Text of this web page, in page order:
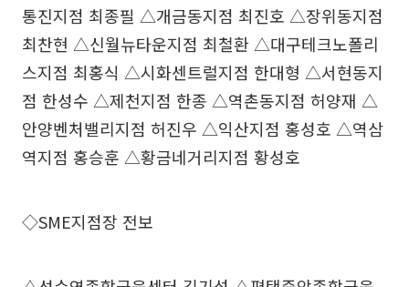
통진지점 최종필 △개금동지점 최진호 △장위동지점
최찬현 △신월뉴타운지점 최철환 △대구테크노폴리
스지점 최홍식 △시화센트럴지점 한대형 △서현동지
점 한성수 △제천지점 한종 △역촌동지점 허양재 △
안양벤처밸리지점 허진우 △익산지점 홍성호 △역삼
역지점 홍승훈 △황금네거리지점 황성호
◇SME지점장 전보